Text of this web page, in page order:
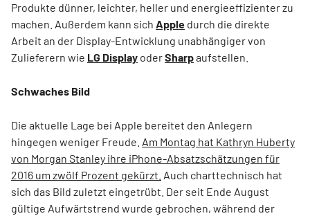
Produkte dünner, leichter, heller und energieeffizienter zu
machen. Außerdem kann sich Apple durch die direkte
Arbeit an der Display-Entwicklung unabhängiger von
Zulieferern wie LG Display oderSharpaufstellen.
Schwaches Bild
Die aktuelle Lage bei Apple bereitet den Anlegern
hingegen weniger Freude. Am Montag hat Kathryn Huberty
von Morgan Stanley ihre iPhone-Absatzschätzungen für
2016 um zwölf Prozent gekürzt. Auch charttechnisch hat
sich das Bild zuletzt eingetrübt. Der seit Ende August
gültige Aufwärtstrend wurde gebrochen, während der